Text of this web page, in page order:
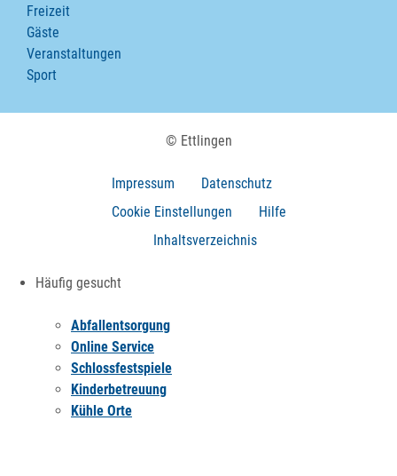
Freizeit
Gäste
Veranstaltungen
Sport
© Ettlingen
Impressum
Datenschutz
Cookie Einstellungen
Hilfe
Inhaltsverzeichnis
Häufig gesucht
Abfallentsorgung
Online Service
Schlossfestspiele
Kinderbetreuung
Kühle Orte